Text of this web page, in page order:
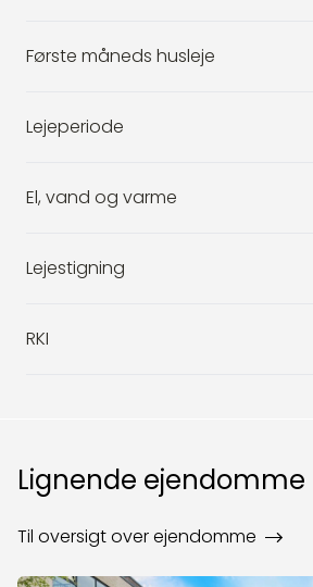
Første måneds husleje
Lejeperiode
El, vand og varme
Lejestigning
RKI
Lignende ejendomme
Til oversigt over ejendomme